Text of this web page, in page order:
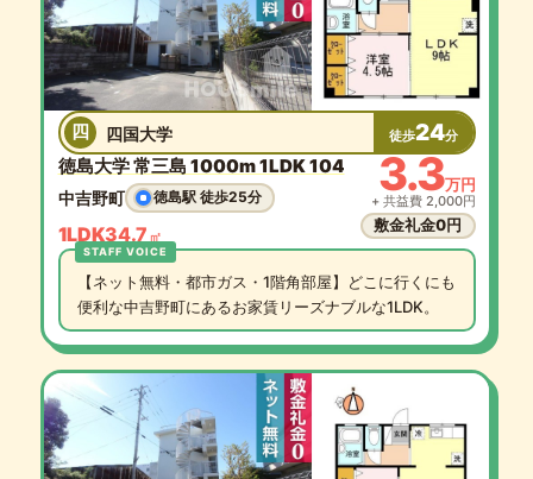
四 四国大学 徒歩24分
徳島大学 常三島 1000m 1LDK 104
中吉野町 徳島駅 徒歩25分
1LDK34.7 ㎡
3.3万円
+ 共益費 2,000円
敷金礼金0円
【ネット無料・都市ガス・1階角部屋】どこに行くにも
便利な中吉野町にあるお家賃リーズナブルな1LDK。